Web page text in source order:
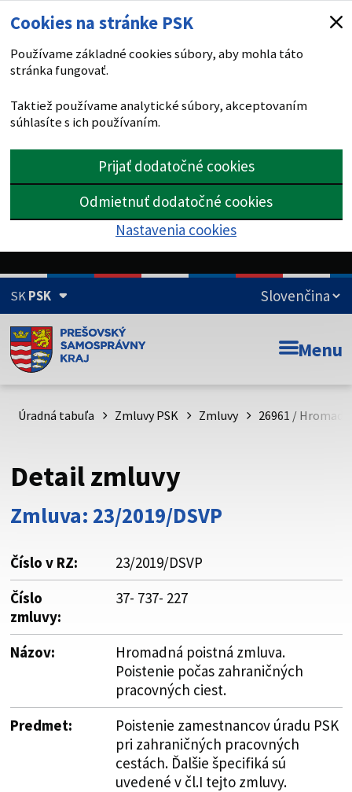
Cookies na stránke PSK
Používame základné cookies súbory, aby mohla táto
stránka fungovať.
Taktiež používame analytické súbory, akceptovaním
súhlasíte s ich používaním.
Prijať dodatočné cookies
Odmietnuť dodatočné cookies
Nastavenia cookies
SKPSK
Doména psk.sk je oficiálna
Toto je oficiálna webová stránka Prešovského
psk.sk.
Buďte pozorní a vždy sa uistite, že zdieľate informácie iba
cez zabezpečenú webovú stránku. Zabezpečená stránka
vždy začína https:// pred názvom domény webového sídla.
Menu
Úradná tabuľa Zmluvy PSK Zmluvy 26961 /
Detail zmluvy
Zmluva: 23/2019/DSVP
Číslo v RZ:
23/2019/DSVP
Číslo
zmluvy:
37- 737- 227
Názov:
Hromadná poistná zmluva.
Poistenie počas zahraničných
pracovných ciest.
Predmet:
Poistenie zamestnancov úradu PSK
pri zahraničných pracovných
cestách. Ďalšie špecifiká sú
uvedené v čl.I tejto zmluvy.